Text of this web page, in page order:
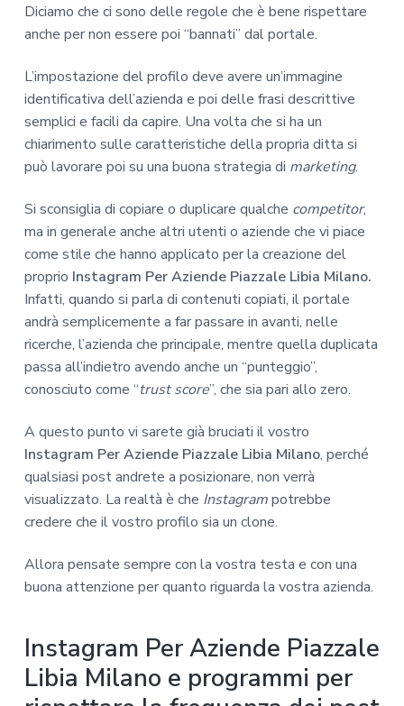
Diciamo che ci sono delle regole che è bene rispettare
anche per non essere poi “bannati” dal portale.
L’impostazione del profilo deve avere un’immagine
identificativa dell’azienda e poi delle frasi descrittive
semplici e facili da capire. Una volta che si ha un
chiarimento sulle caratteristiche della propria ditta si
può lavorare poi su una buona strategia di marketing.
Si sconsiglia di copiare o duplicare qualche competitor,
ma in generale anche altri utenti o aziende che vi piace
come stile che hanno applicato per la creazione del
proprio Instagram Per Aziende Piazzale Libia Milano.
Infatti, quando si parla di contenuti copiati, il portale
andrà semplicemente a far passare in avanti, nelle
ricerche, l’azienda che principale, mentre quella duplicata
passa all’indietro avendo anche un “punteggio”,
conosciuto come “trust score”, che sia pari allo zero.
A questo punto vi sarete già bruciati il vostro
Instagram Per Aziende Piazzale Libia Milano, perché
qualsiasi post andrete a posizionare, non verrà
visualizzato. La realtà è che Instagrampotrebbe
credere che il vostro profilo sia un clone.
Allora pensate sempre con la vostra testa e con una
buona attenzione per quanto riguarda la vostra azienda.
Instagram Per Aziende Piazzale
Libia Milano e programmi per